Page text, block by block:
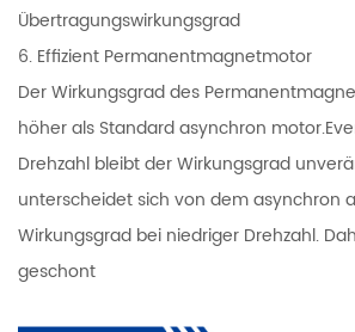
Übertragungswirkungsgrad
6. Effizient Permanentmagnetmotor
Der Wirkungsgrad des
höher als Standard asynchron
Drehzahl bleibt der Wirkungsgrad
unterscheidet sich von dem asynchron
Wirkungsgrad bei niedriger Drehzahl.
geschont